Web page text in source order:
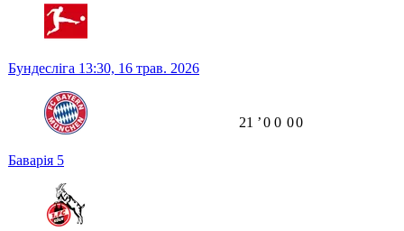
Бундесліга 13:30, 16 трав. 2026
Баварія 5
21 ʼ0 0 00